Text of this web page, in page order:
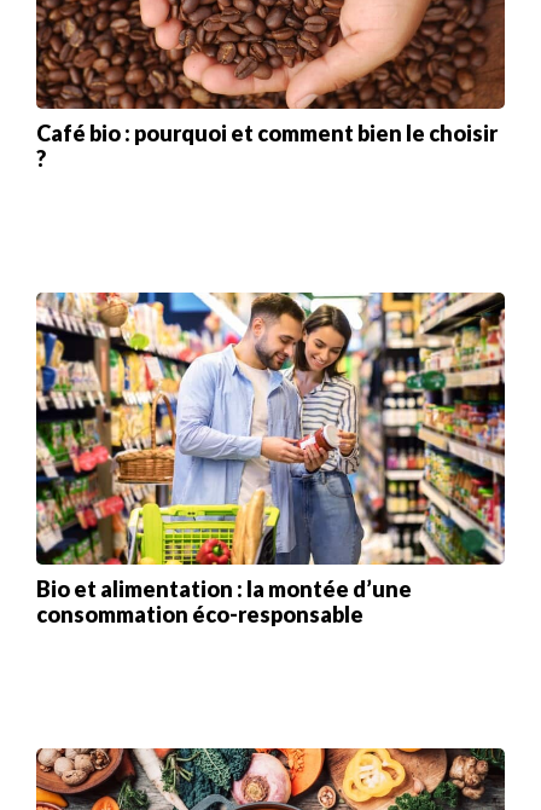
Café bio : pourquoi et comment bien le choisir
?
Bio et alimentation : la montée d’une
consommation éco-responsable